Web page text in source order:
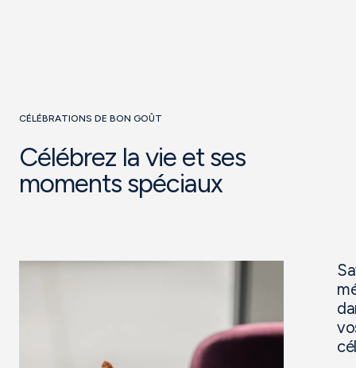
CÉLÉBRATIONS DE BON GOÛT
Célébrez la vie et ses
moments spéciaux